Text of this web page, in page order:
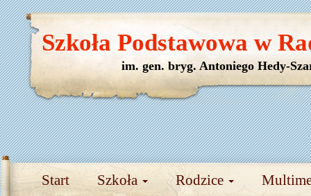
Start Szkoła Rodzice
Szkoła Podstawowa w
im. gen. bryg. Antoniego Hedy-